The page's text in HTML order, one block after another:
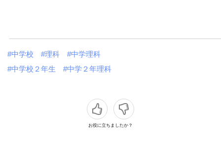
#中学校 #理科
#中学理科
#中学校２年生
#中学２年理科
お役に立ちましたか？